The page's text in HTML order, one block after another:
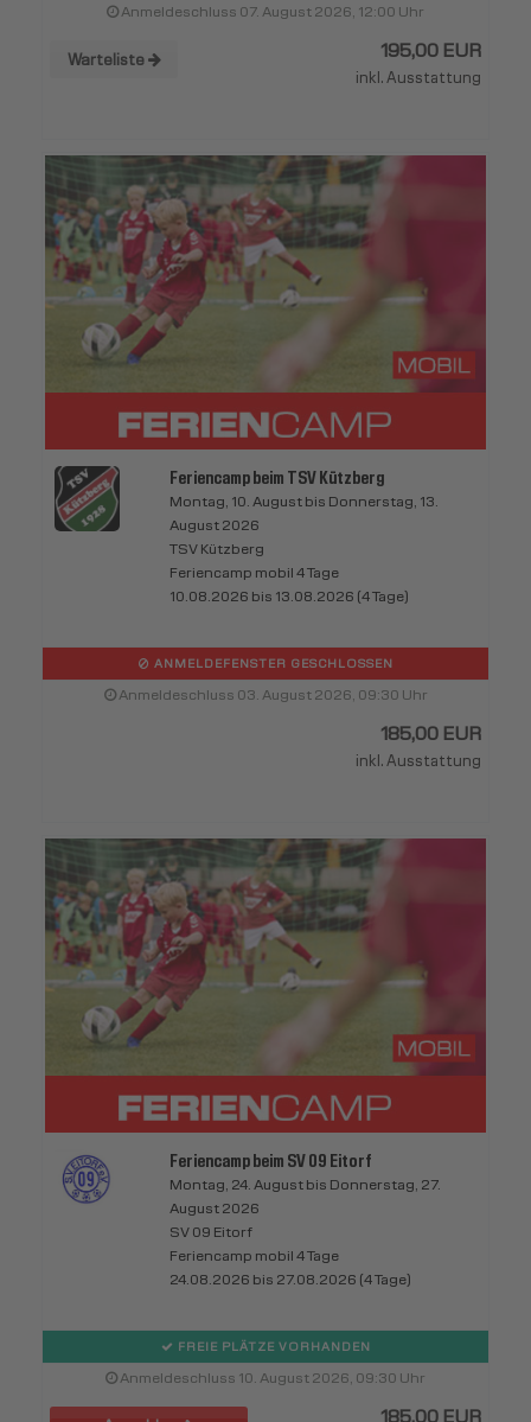
Anmeldeschluss 07. August 2026, 12:00 Uhr
Warteliste 195,00 EUR
inkl. Ausstattung
Feriencamp beim TSV Kützberg
Montag, 10. August bis Donnerstag, 13.
August 2026
TSV Kützberg
Feriencamp mobil 4 Tage
10.08.2026 bis 13.08.2026 (4 Tage)
ANMELDEFENSTER GESCHLOSSEN
Anmeldeschluss 03. August 2026, 09:30 Uhr
185,00 EUR
inkl. Ausstattung
Feriencamp beim SV 09 Eitorf
Montag, 24. August bis Donnerstag, 27.
August 2026
SV 09 Eitorf
Feriencamp mobil 4 Tage
24.08.2026 bis 27.08.2026 (4 Tage)
FREIE PLÄTZE VORHANDEN
Anmeldeschluss 10. August 2026, 09:30 Uhr
185,00 EUR